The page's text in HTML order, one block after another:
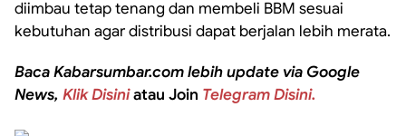
diimbau tetap tenang dan membeli BBM sesuai
kebutuhan agar distribusi dapat berjalan lebih merata.
Baca Kabarsumbar.com lebih update via Google
News, Klik Disiniatau Join Telegram Disini.